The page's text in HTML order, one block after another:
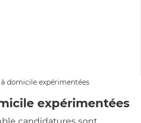
expérimentées
candidatures sont